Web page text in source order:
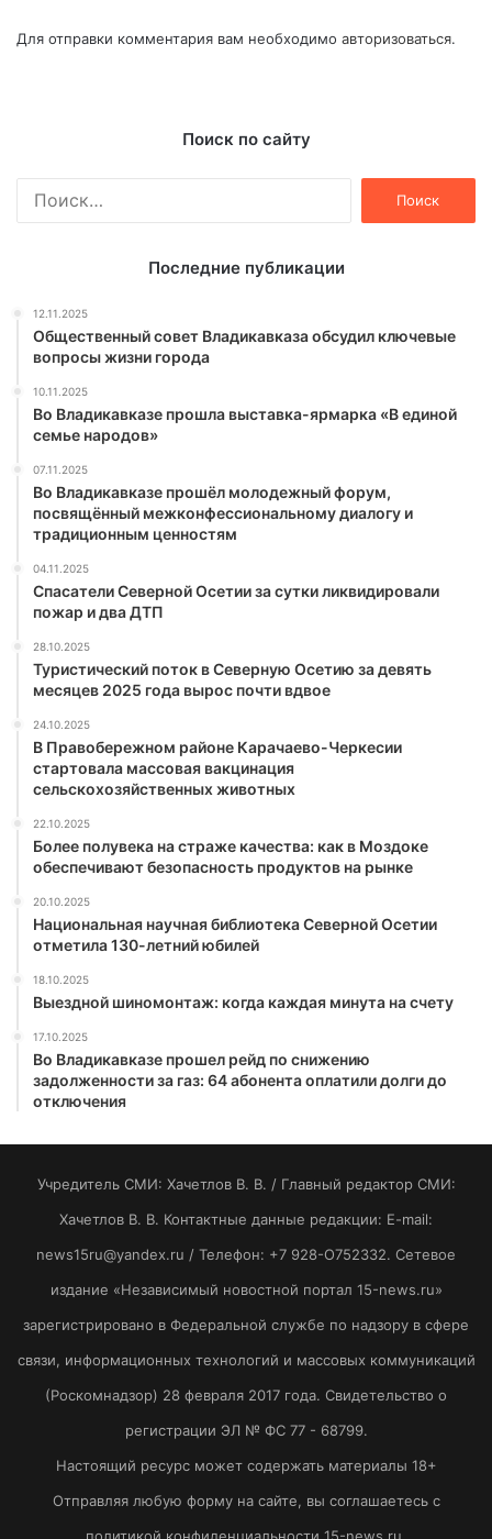
Для отправки комментария вам необходимо авторизоваться.
Поиск по сайту
Последние публикации
12.11.2025
Общественный совет Владикавказа обсудил ключевые
вопросы жизни города
10.11.2025
Во Владикавказе прошла выставка-ярмарка «В единой
семье народов»
07.11.2025
Во Владикавказе прошёл молодежный форум,
посвящённый межконфессиональному диалогу и
традиционным ценностям
04.11.2025
Спасатели Северной Осетии за сутки ликвидировали
пожар и два ДТП
28.10.2025
Туристический поток в Северную Осетию за девять
месяцев 2025 года вырос почти вдвое
24.10.2025
В Правобережном районе Карачаево-Черкесии
стартовала массовая вакцинация
сельскохозяйственных животных
22.10.2025
Более полувека на страже качества: как в Моздоке
обеспечивают безопасность продуктов на рынке
20.10.2025
Национальная научная библиотека Северной Осетии
отметила 130-летний юбилей
18.10.2025
Выездной шиномонтаж: когда каждая минута на счету
17.10.2025
Во Владикавказе прошел рейд по снижению
задолженности за газ: 64 абонента оплатили долги до
отключения
Учредитель СМИ: Хaчeтлoв B. B. / Главный редактор СМИ:
Хaчeтлoв B. B. Контактные данные редакции: E-mail:
news15ru@yandex.ru / Телефон: +7 928-O752332. Сетевое
издание «Независимый новостной портал 15-news.ru»
зарегистрировано в Федеральной службе по надзору в сфере
связи, информационных технологий и массовых коммуникаций
(Роскомнадзор) 28 февраля 2017 года. Свидетельство о
регистрации ЭЛ № ФС 77 - 68799.
Настоящий ресурс может содержать материалы 18+
Отправляя любую форму на сайте, вы соглашаетесь с